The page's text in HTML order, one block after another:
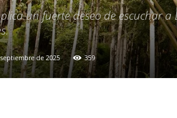
un fuerte deseo de escuchar
de 2025 359